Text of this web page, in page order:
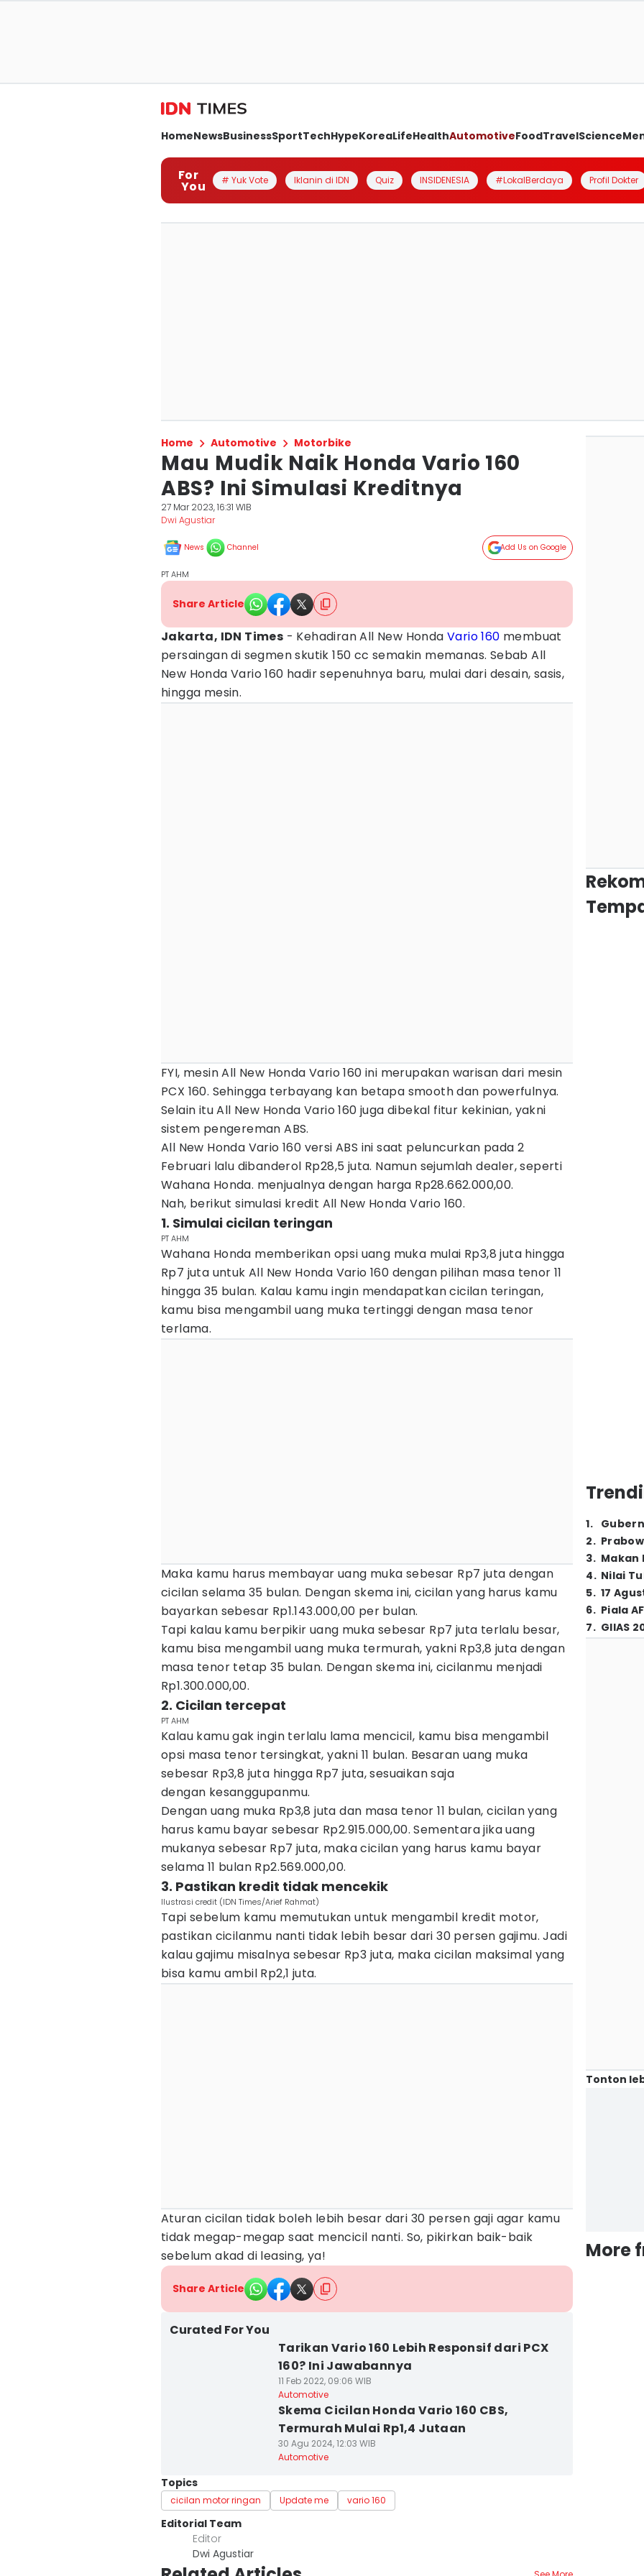
HomeNewsBusinessSportTechHypeKoreaLifeHealthAutomotiveFoodTravelScience
For
You # Yuk Vote Iklanin di IDN Quiz INSIDENESIA #LokalBerdaya Profil Dokter
Home Automotive Motorbike
Mau Mudik Naik Honda Vario 160
ABS? Ini Simulasi Kreditnya
27 Mar 2023, 16:31 WIB
Dwi Agustiar
News Channel Add Us on Google
PT AHM
Share Article
Jakarta, IDN Times - Kehadiran All New HondaVario 160 membuat
persaingan di segmen skutik 150 cc semakin memanas. Sebab All
New Honda Vario 160 hadir sepenuhnya baru, mulai dari desain, sasis,
hingga mesin.
FYI, mesin All New Honda Vario 160 ini merupakan warisan dari mesin
PCX 160. Sehingga terbayang kan betapa smooth dan powerfulnya.
Selain itu All New Honda Vario 160 juga dibekal fitur kekinian, yakni
sistem pengereman ABS.
All New Honda Vario 160 versi ABS ini saat peluncurkan pada 2
Februari lalu dibanderol Rp28,5 juta. Namun sejumlah dealer, seperti
Wahana Honda. menjualnya dengan harga Rp28.662.000,00.
Nah, berikut simulasi kredit All New Honda Vario 160.
1. Simulai cicilan teringan
PT AHM
Wahana Honda memberikan opsi uang muka mulai Rp3,8 juta hingga
Rp7 juta untuk All New Honda Vario 160 dengan pilihan masa tenor 11
hingga 35 bulan. Kalau kamu ingin mendapatkan cicilan teringan,
kamu bisa mengambil uang muka tertinggi dengan masa tenor
terlama.
Maka kamu harus membayar uang muka sebesar Rp7 juta dengan
cicilan selama 35 bulan. Dengan skema ini, cicilan yang harus kamu
bayarkan sebesar Rp1.143.000,00 per bulan.
Tapi kalau kamu berpikir uang muka sebesar Rp7 juta terlalu besar,
kamu bisa mengambil uang muka termurah, yakni Rp3,8 juta dengan
masa tenor tetap 35 bulan. Dengan skema ini, cicilanmu menjadi
Rp1.300.000,00.
2. Cicilan tercepat
PT AHM
Kalau kamu gak ingin terlalu lama mencicil, kamu bisa mengambil
opsi masa tenor tersingkat, yakni 11 bulan. Besaran uang muka
sebesar Rp3,8 juta hingga Rp7 juta, sesuaikan saja
dengan kesanggupanmu.
Dengan uang muka Rp3,8 juta dan masa tenor 11 bulan, cicilan yang
harus kamu bayar sebesar Rp2.915.000,00. Sementara jika uang
mukanya sebesar Rp7 juta, maka cicilan yang harus kamu bayar
selama 11 bulan Rp2.569.000,00.
3. Pastikan kredit tidak mencekik
Ilustrasi credit (IDN Times/Arief Rahmat)
Tapi sebelum kamu memutukan untuk mengambil kredit motor,
pastikan cicilanmu nanti tidak lebih besar dari 30 persen gajimu. Jadi
kalau gajimu misalnya sebesar Rp3 juta, maka cicilan maksimal yang
bisa kamu ambil Rp2,1 juta.
Aturan cicilan tidak boleh lebih besar dari 30 persen gaji agar kamu
tidak megap-megap saat mencicil nanti. So, pikirkan baik-baik
sebelum akad di leasing, ya!
Share Article
Curated For You
Tarikan Vario 160 Lebih Responsif dari PCX
160? Ini Jawabannya
11 Feb 2022, 09:06 WIB
Automotive
Skema Cicilan Honda Vario 160 CBS,
Termurah Mulai Rp1,4 Jutaan
30 Agu 2024, 12:03 WIB
Automotive
Topics
cicilan motor ringan Update me vario 160
Editorial Team
Editor
Dwi Agustiar
1.
2.
3. Makan
4. Nilai
5. 17
6. Piala
7. GIIAS
Tonton
More